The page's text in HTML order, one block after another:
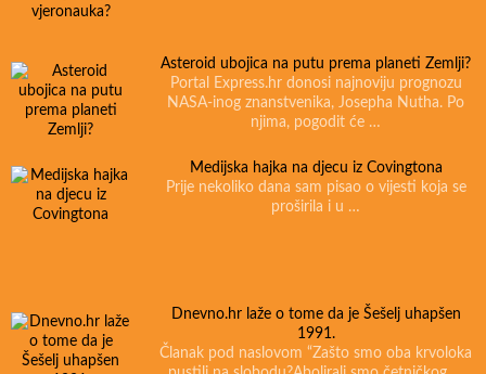
Asteroid ubojica na putu prema planeti Zemlji?
Portal Express.hr donosi najnoviju prognozu
NASA-inog znanstvenika, Josepha Nutha. Po
njima, pogodit će …
Medijska hajka na djecu iz Covingtona
Prije nekoliko dana sam pisao o vijesti koja se
proširila i u …
Dnevno.hr laže o tome da je Šešelj uhapšen
1991.
Članak pod naslovom “Zašto smo oba krvoloka